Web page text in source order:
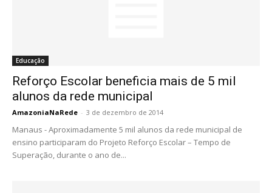
Educação
Reforço Escolar beneficia mais de 5 mil
alunos da rede municipal
AmazoniaNaRede - 3 de dezembro de 2014
Manaus - Aproximadamente 5 mil alunos da rede municipal de
ensino participaram do Projeto Reforço Escolar – Tempo de
Superação, durante o ano de...